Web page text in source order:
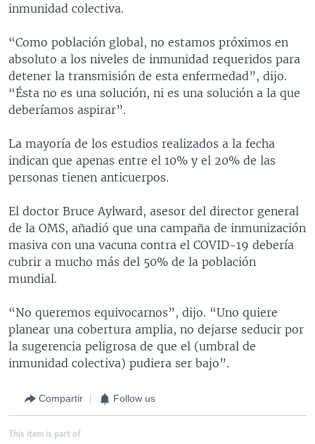
inmunidad colectiva.
“Como población global, no estamos próximos en
absoluto a los niveles de inmunidad requeridos para
detener la transmisión de esta enfermedad”, dijo.
“Ésta no es una solución, ni es una solución a la que
deberíamos aspirar”.
La mayoría de los estudios realizados a la fecha
indican que apenas entre el 10% y el 20% de las
personas tienen anticuerpos.
El doctor Bruce Aylward, asesor del director general
de la OMS, añadió que una campaña de inmunización
masiva con una vacuna contra el COVID-19 debería
cubrir a mucho más del 50% de la población
mundial.
“No queremos equivocarnos”, dijo. “Uno quiere
planear una cobertura amplia, no dejarse seducir por
la sugerencia peligrosa de que el (umbral de
inmunidad colectiva) pudiera ser bajo”.
Compartir Follow us
This item is part of